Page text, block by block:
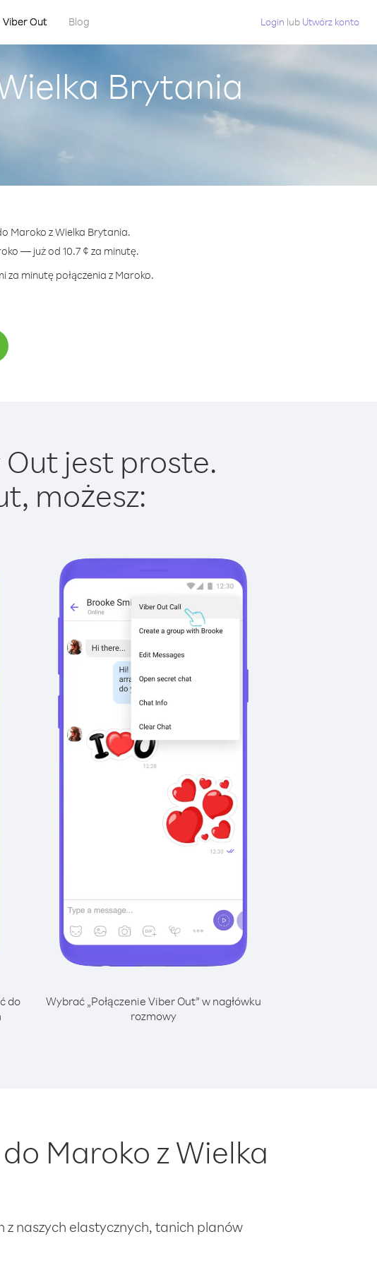
Viber Out Blog Login lub Utwórz konto
Brytania
Maroko z Wielka Brytania.
— już od 10.7 ¢ za minutę.
minutę połączenia z Maroko.
jest proste.
możesz:
do
Wybrać „Połączenie Viber Out” w nagłówku
rozmowy
Maroko z Wielka
z naszych elastycznych, tanich planów